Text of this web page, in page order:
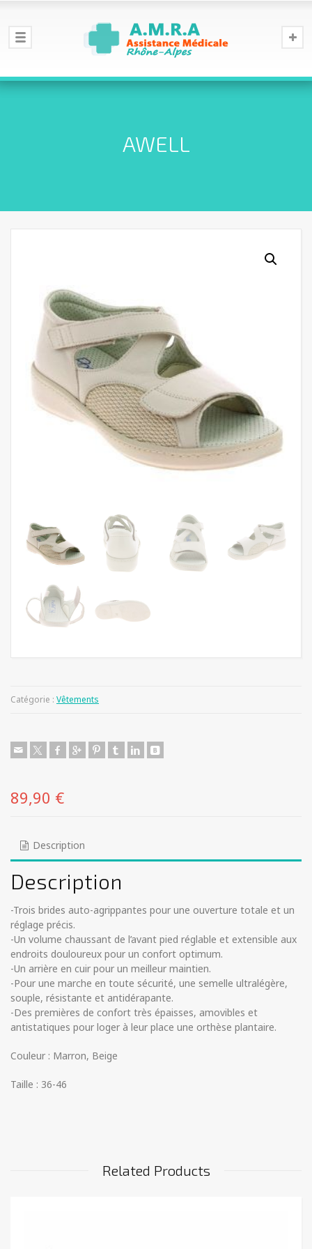
AWELL
Catégorie : Vêtements
89,90 €
Description
Description
-Trois brides auto-agrippantes pour une ouverture totale et un
réglage précis.
-Un volume chaussant de l’avant pied réglable et extensible aux
endroits douloureux pour un confort optimum.
-Un arrière en cuir pour un meilleur maintien.
-Pour une marche en toute sécurité, une semelle ultralégère,
souple, résistante et antidérapante.
-Des premières de confort très épaisses, amovibles et
antistatiques pour loger à leur place une orthèse plantaire.
Couleur : Marron, Beige
Taille : 36-46
Related Products